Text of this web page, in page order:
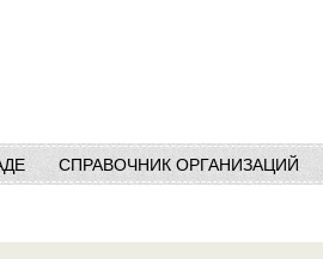
СПРАВОЧНИК ОРГАНИЗАЦИЙ